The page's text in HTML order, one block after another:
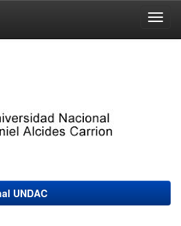
UNDAC